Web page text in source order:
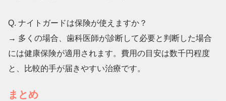
Q. ナイトガードは保険が使えますか？
→ 多くの場合、歯科医師が診断して必要と判断した場合
には健康保険が適用されます。費用の目安は数千円程度
と、比較的手が届きやすい治療です。
まとめ